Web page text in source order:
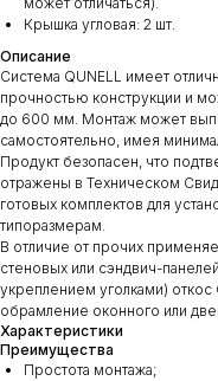
Крышка угловая: 2 шт.
Описание
Система QUNELL имеет
прочностью конструкции и
до 600 мм. Монтаж может
самостоятельно, имея
Продукт безопасен, что
отражены в Техническом
готовых комплектов для
типоразмерам.
В отличие от прочих
стеновых или сэндвич-
укреплением уголками) откос
обрамление оконного или
Характеристики
Преимущества
Простота монтажа;